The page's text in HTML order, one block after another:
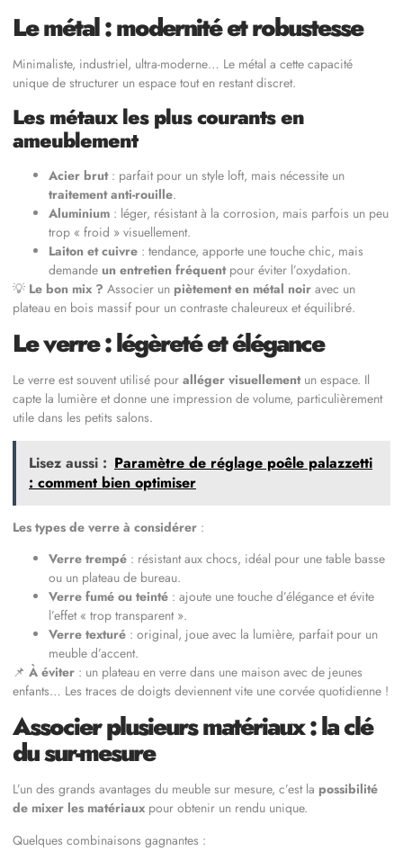
Le métal : modernité et robustesse
Minimaliste, industriel, ultra-moderne… Le métal a cette capacité
unique de structurer un espace tout en restant discret.
Les métaux les plus courants en
ameublement
Acier brut: parfait pour un style loft, mais nécessite un
traitement anti-rouille.
Aluminium : léger, résistant à la corrosion, mais parfois un peu
trop « froid » visuellement.
Laiton et cuivre : tendance, apporte une touche chic, mais
demande un entretien fréquentpour éviter l’oxydation.
💡 Le bon mix ? Associer un piètement en métal noir avec un
plateau en bois massif pour un contraste chaleureux et équilibré.
Le verre : légèreté et élégance
Le verre est souvent utilisé pour alléger visuellementun espace. Il
capte la lumière et donne une impression de volume, particulièrement
utile dans les petits salons.
Lisez aussi : Paramètre de réglage poêle palazzetti
: comment bien optimiser
Les types de verre à considérer :
Verre trempé : résistant aux chocs, idéal pour une table basse
ou un plateau de bureau.
Verre fumé ou teinté : ajoute une touche d’élégance et évite
l’effet « trop transparent ».
Verre texturé : original, joue avec la lumière, parfait pour un
meuble d’accent.
📌 À éviter : un plateau en verre dans une maison avec de jeunes
enfants… Les traces de doigts deviennent vite une corvée quotidienne !
Associer plusieurs matériaux : la clé
du sur-mesure
L’un des grands avantages du meuble sur mesure, c’est la possibilité
de mixer les matériaux pour obtenir un rendu unique.
Quelques combinaisons gagnantes :